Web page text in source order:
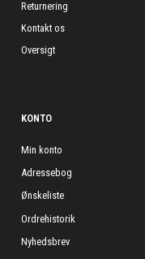
Returnering
Kontakt os
Oversigt
KONTO
Min konto
Adressebog
Ønskeliste
Ordrehistorik
Nyhedsbrev